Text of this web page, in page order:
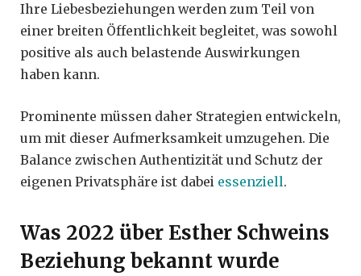
Ihre Liebesbeziehungen werden zum Teil von
einer breiten Öffentlichkeit begleitet, was sowohl
positive als auch belastende Auswirkungen
haben kann.
Prominente müssen daher Strategien entwickeln,
um mit dieser Aufmerksamkeit umzugehen. Die
Balance zwischen Authentizität und Schutz der
eigenen Privatsphäre ist dabei essenziell.
Was 2022 über Esther Schweins
Beziehung bekannt wurde